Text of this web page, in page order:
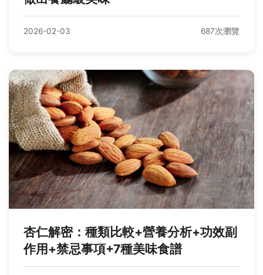
2026-02-03 687次瀏覽
杏仁解密：種類比較+營養分析+功效副
作用+禁忌事項+7種美味食譜